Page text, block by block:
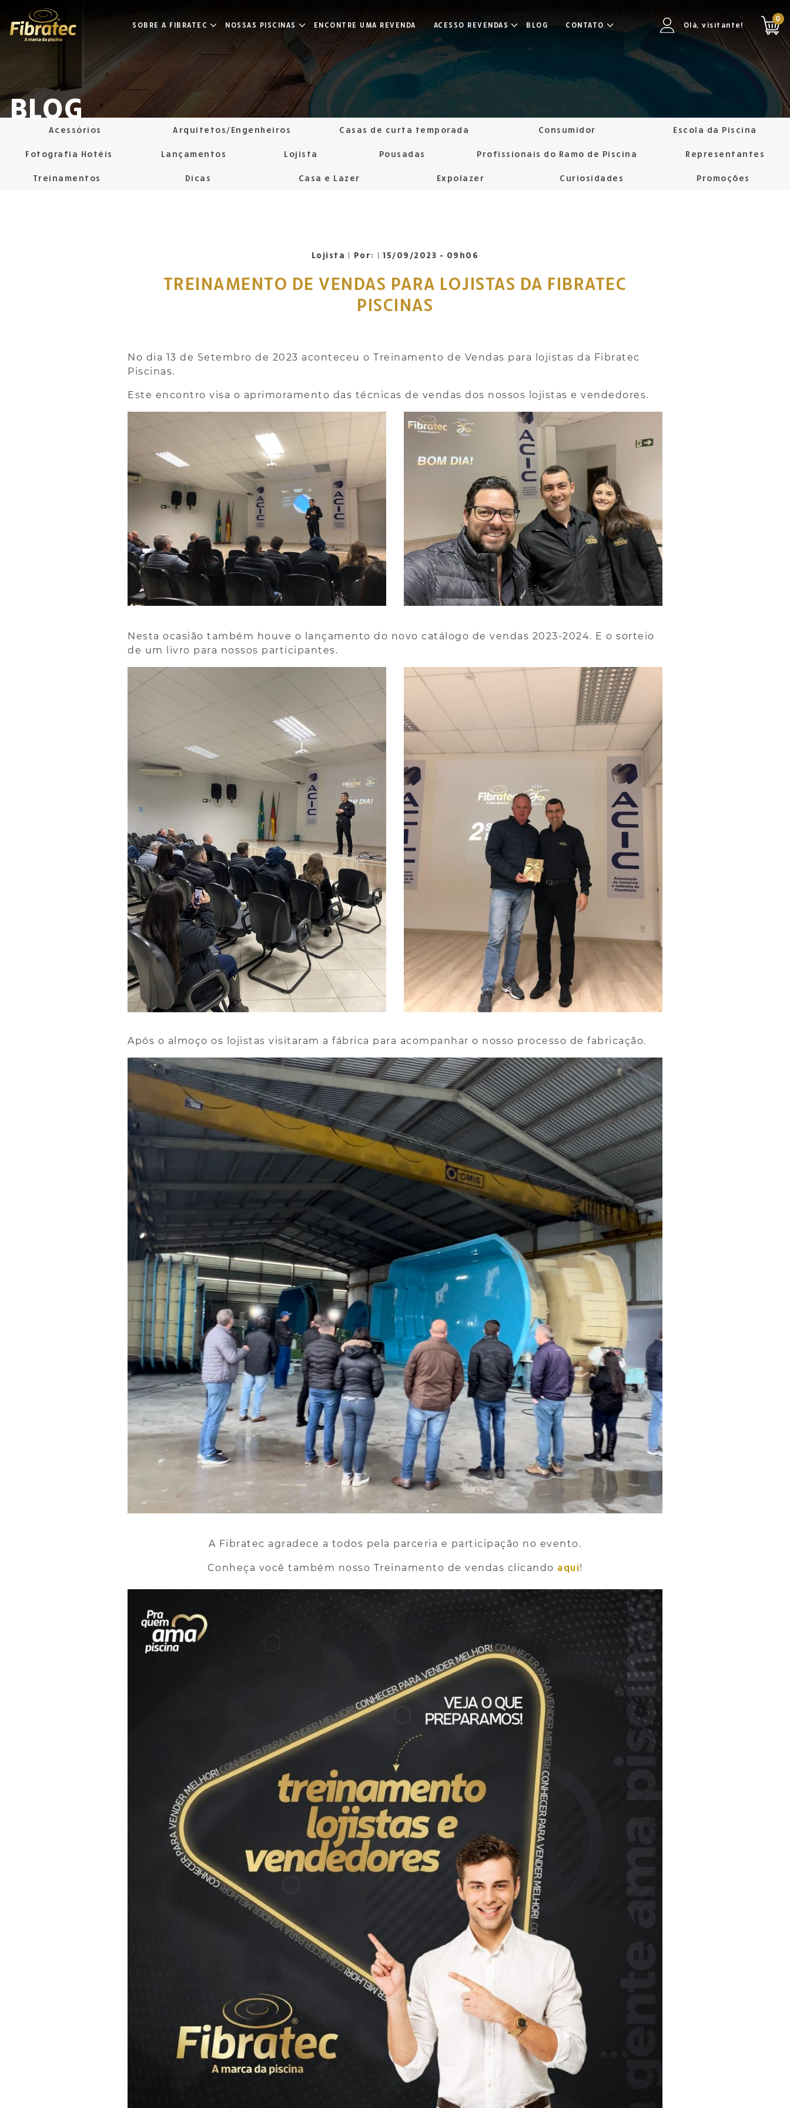
SOBRE A FIBRATEC NOSSAS PISCINAS ENCONTRE UMA REVENDA ACESSO REVENDAS BLOG CONTATO Olá, visitante!
0
BLOG
Acessórios Arquitetos/Engenheiros Casas de curta temporada Consumidor Escola da Piscina
Fotografia Hotéis Lançamentos Lojista Pousadas Profissionais do Ramo de Piscina Representantes
Treinamentos Dicas Casa e Lazer Expolazer Curiosidades Promoções
Lojista | Por: | 15/09/2023 - 09h06
TREINAMENTO DE VENDAS PARA LOJISTAS DA FIBRATEC
PISCINAS
No dia 13 de Setembro de 2023 aconteceu o Treinamento de Vendas para lojistas da Fibratec
Piscinas.
Este encontro visa o aprimoramento das técnicas de vendas dos nossos lojistas e vendedores.
Nesta ocasião também houve o lançamento do novo catálogo de vendas 2023-2024. E o sorteio
de um livro para nossos participantes.
Após o almoço os lojistas visitaram a fábrica para acompanhar o nosso processo de fabricação.
A Fibratec agradece a todos pela parceria e participação no evento.
Conheça você também nosso Treinamento de vendas clicando aqui!